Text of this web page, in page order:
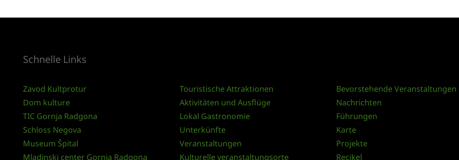
Schnelle Links
Zavod Kultprotur
Dom kulture
TIC Gornja Radgona
Schloss Negova
Museum Špital
Mladinski center Gornja Radgona
Touristische Attraktionen
Aktivitäten und Ausflüge
Lokal Gastronomie
Unterkünfte
Veranstaltungen
Kulturelle veranstaltungsorte
Bevorstehende Veranstaltungen
Nachrichten
Führungen
Karte
Projekte
Recikel